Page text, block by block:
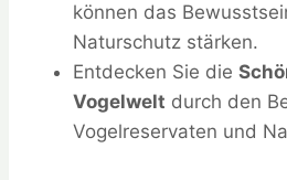
können das
Naturschutz stärken.
Entdecken Sie die
Vogelwelt durch den
Vogelreservaten und